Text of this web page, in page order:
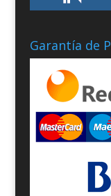
Garantía de